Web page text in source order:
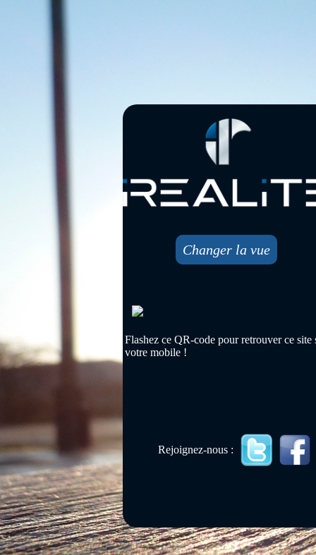
Changer la vue
Flashez ce QR-code pour retrouver ce site
votre mobile !
Rejoignez-nous :